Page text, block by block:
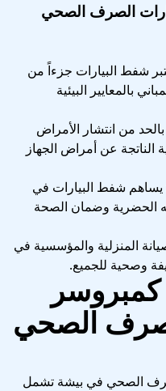
الصرف الصحي
شفط البيارات جزءاً من
بالمعايير البيئية
من انتشار الأمراض
الناتجة عن أمراض الجهاز
يساهم شفط البيارات في
الحضرية وضمان الصحة
المنزلية والمؤسسية في
وصحية للجميع.
كمبروسر
الصحي
الصحي في بيشة تشمل